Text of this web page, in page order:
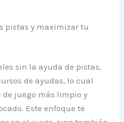
pistas y maximizar tu
sin la ayuda de pistas,
de ayudas, lo cual
juego más limpio y
Este enfoque te